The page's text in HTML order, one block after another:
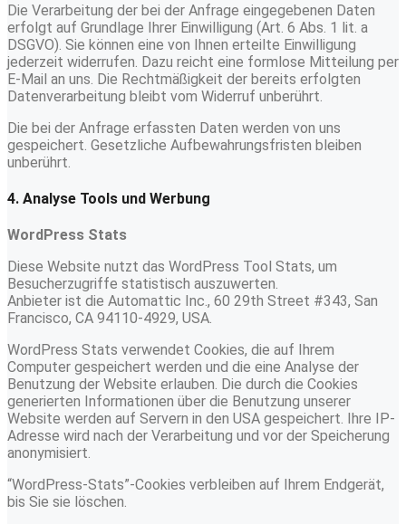
Die Verarbeitung der bei der Anfrage eingegebenen Daten
erfolgt auf Grundlage Ihrer Einwilligung (Art. 6 Abs. 1 lit. a
DSGVO). Sie können eine von Ihnen erteilte Einwilligung
jederzeit widerrufen. Dazu reicht eine formlose Mitteilung per
E-Mail an uns. Die Rechtmäßigkeit der bereits erfolgten
Datenverarbeitung bleibt vom Widerruf unberührt.
Die bei der Anfrage erfassten Daten werden von uns
gespeichert. Gesetzliche Aufbewahrungsfristen bleiben
unberührt.
4. Analyse Tools und Werbung
WordPress Stats
Diese Website nutzt das WordPress Tool Stats, um
Besucherzugriffe statistisch auszuwerten.
Anbieter ist die Automattic Inc., 60 29th Street #343, San
Francisco, CA 94110-4929, USA.
WordPress Stats verwendet Cookies, die auf Ihrem
Computer gespeichert werden und die eine Analyse der
Benutzung der Website erlauben. Die durch die Cookies
generierten Informationen über die Benutzung unserer
Website werden auf Servern in den USA gespeichert. Ihre IP-
Adresse wird nach der Verarbeitung und vor der Speicherung
anonymisiert.
“WordPress-Stats”-Cookies verbleiben auf Ihrem Endgerät,
bis Sie sie löschen.